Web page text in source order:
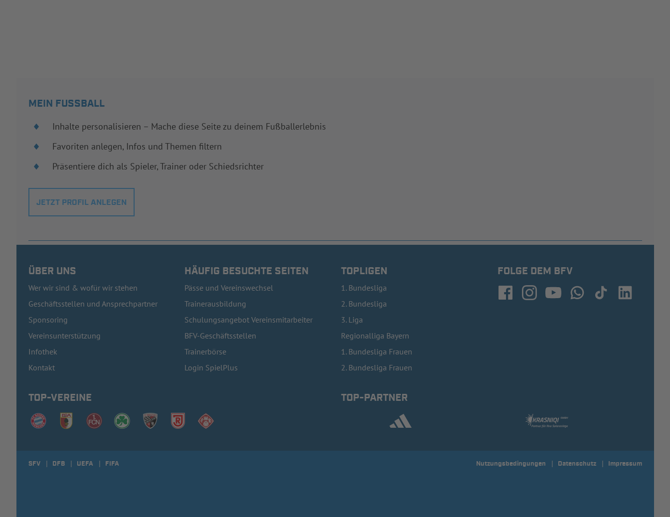
MEIN FUSSBALL
Inhalte personalisieren – Mache diese Seite zu deinem Fußballerlebnis
Favoriten anlegen, Infos und Themen filtern
Präsentiere dich als Spieler, Trainer oder Schiedsrichter
JETZT PROFIL ANLEGEN
ÜBER UNS
Wer wir sind & wofür wir stehen
Geschäftsstellen und Ansprechpartner
Sponsoring
Vereinsunterstützung
Infothek
Kontakt
HÄUFIG BESUCHTE SEITEN
Pässe und Vereinswechsel
Trainerausbildung
Schulungsangebot Vereinsmitarbeiter
BFV-Geschäftsstellen
Trainerbörse
Login SpielPlus
TOPLIGEN
1. Bundesliga
2. Bundesliga
3. Liga
Regionalliga Bayern
1. Bundesliga Frauen
2. Bundesliga Frauen
FOLGE DEM BFV
TOP-VEREINE TOP-PARTNER
SFV DFB UEFA FIFA Nutzungsbedingungen Datenschutz Impressum